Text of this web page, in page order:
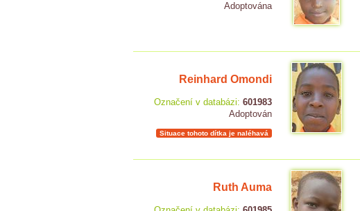
Adoptována
Reinhard Omondi
Označení v databázi: 601983
Adoptován
Situace tohoto dítka je naléhavá
Ruth Auma